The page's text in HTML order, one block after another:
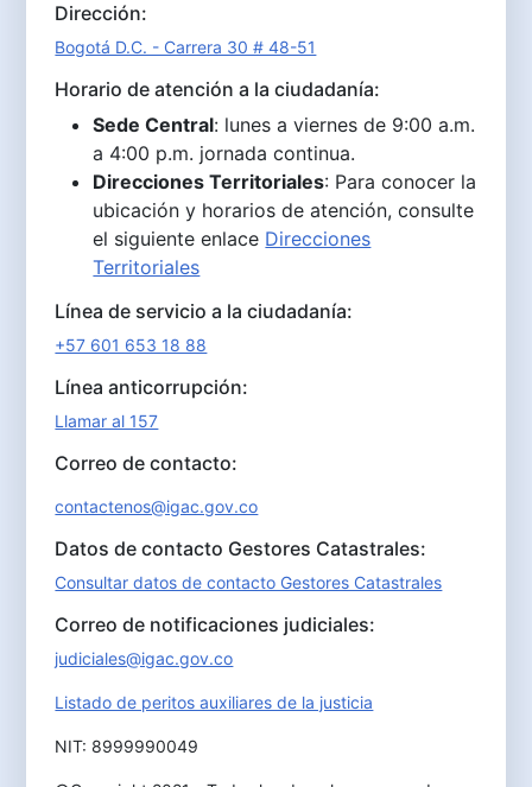
Dirección:
Bogotá D.C. - Carrera 30 # 48-51
Horario de atención a la ciudadanía:
Sede Central: lunes a viernes de 9:00 a.m.
a 4:00 p.m. jornada continua.
Direcciones Territoriales: Para conocer la
ubicación y horarios de atención, consulte
el siguiente enlace Direcciones
Territoriales
Línea de servicio a la ciudadanía:
+57 601 653 18 88
Línea anticorrupción:
Llamar al 157
Correo de contacto:
contactenos@igac.gov.co
Datos de contacto Gestores Catastrales:
Consultar datos de contacto Gestores Catastrales
Correo de notificaciones judiciales:
judiciales@igac.gov.co
Listado de peritos auxiliares de la justicia
NIT: 8999990049